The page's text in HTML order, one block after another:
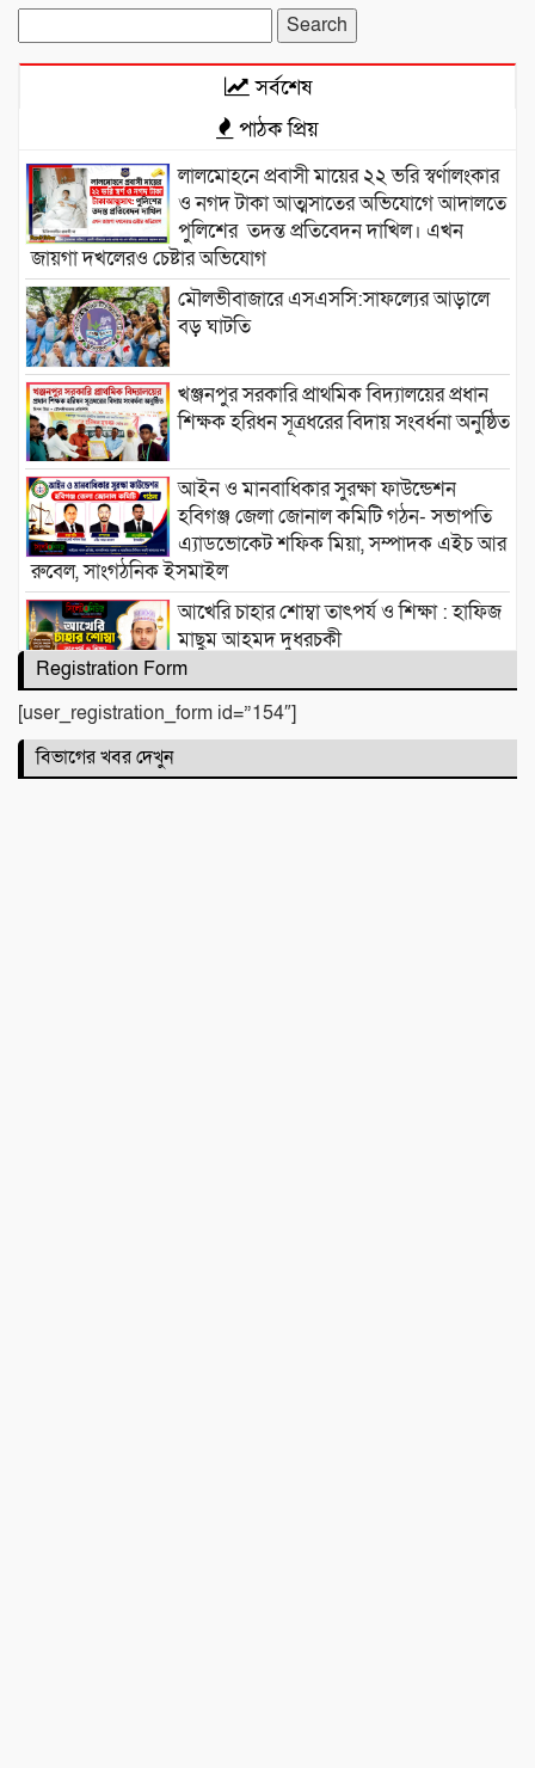
for:
সর্বশেষ
পাঠক প্রিয়
লালমোহনে প্রবাসী মায়ের ২২ ভরি স্বর্ণালংকার
ও নগদ টাকা আত্মসাতের অভিযোগে আদালতে
পুলিশের তদন্ত প্রতিবেদন দাখিল। এখন
জায়গা দখলেরও চেষ্টার অভিযোগ
মৌলভীবাজারে এসএসসি:সাফল্যের আড়ালে
বড় ঘাটতি
খঞ্জনপুর সরকারি প্রাথমিক বিদ্যালয়ের প্রধান
শিক্ষক হরিধন সূত্রধরের বিদায় সংবর্ধনা অনুষ্ঠিত
আইন ও মানবাধিকার সুরক্ষা ফাউন্ডেশন
হবিগঞ্জ জেলা জোনাল কমিটি গঠন- সভাপতি
এ্যাডভোকেট শফিক মিয়া, সম্পাদক এইচ আর
রুবেল, সাংগঠনিক ইসমাইল
আখেরি চাহার শোম্বা তাৎপর্য ও শিক্ষা : হাফিজ
মাছুম আহমদ দুধরচকী
আজমনি স্কুলে মীমের সাফল্য
Registration Form
[user_registration_form id=”154″]
বিভাগের খবর দেখুন